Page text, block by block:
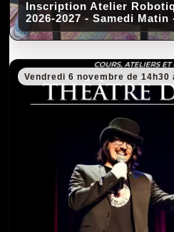
Inscription Atelier
2026-2027 - Samedi Matin
Vendredi 6 novembre de 14h30